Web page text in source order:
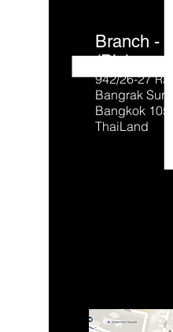
Branch -
(Pick-up
942/26-27
Bangrak
Bangkok
ThaiLand